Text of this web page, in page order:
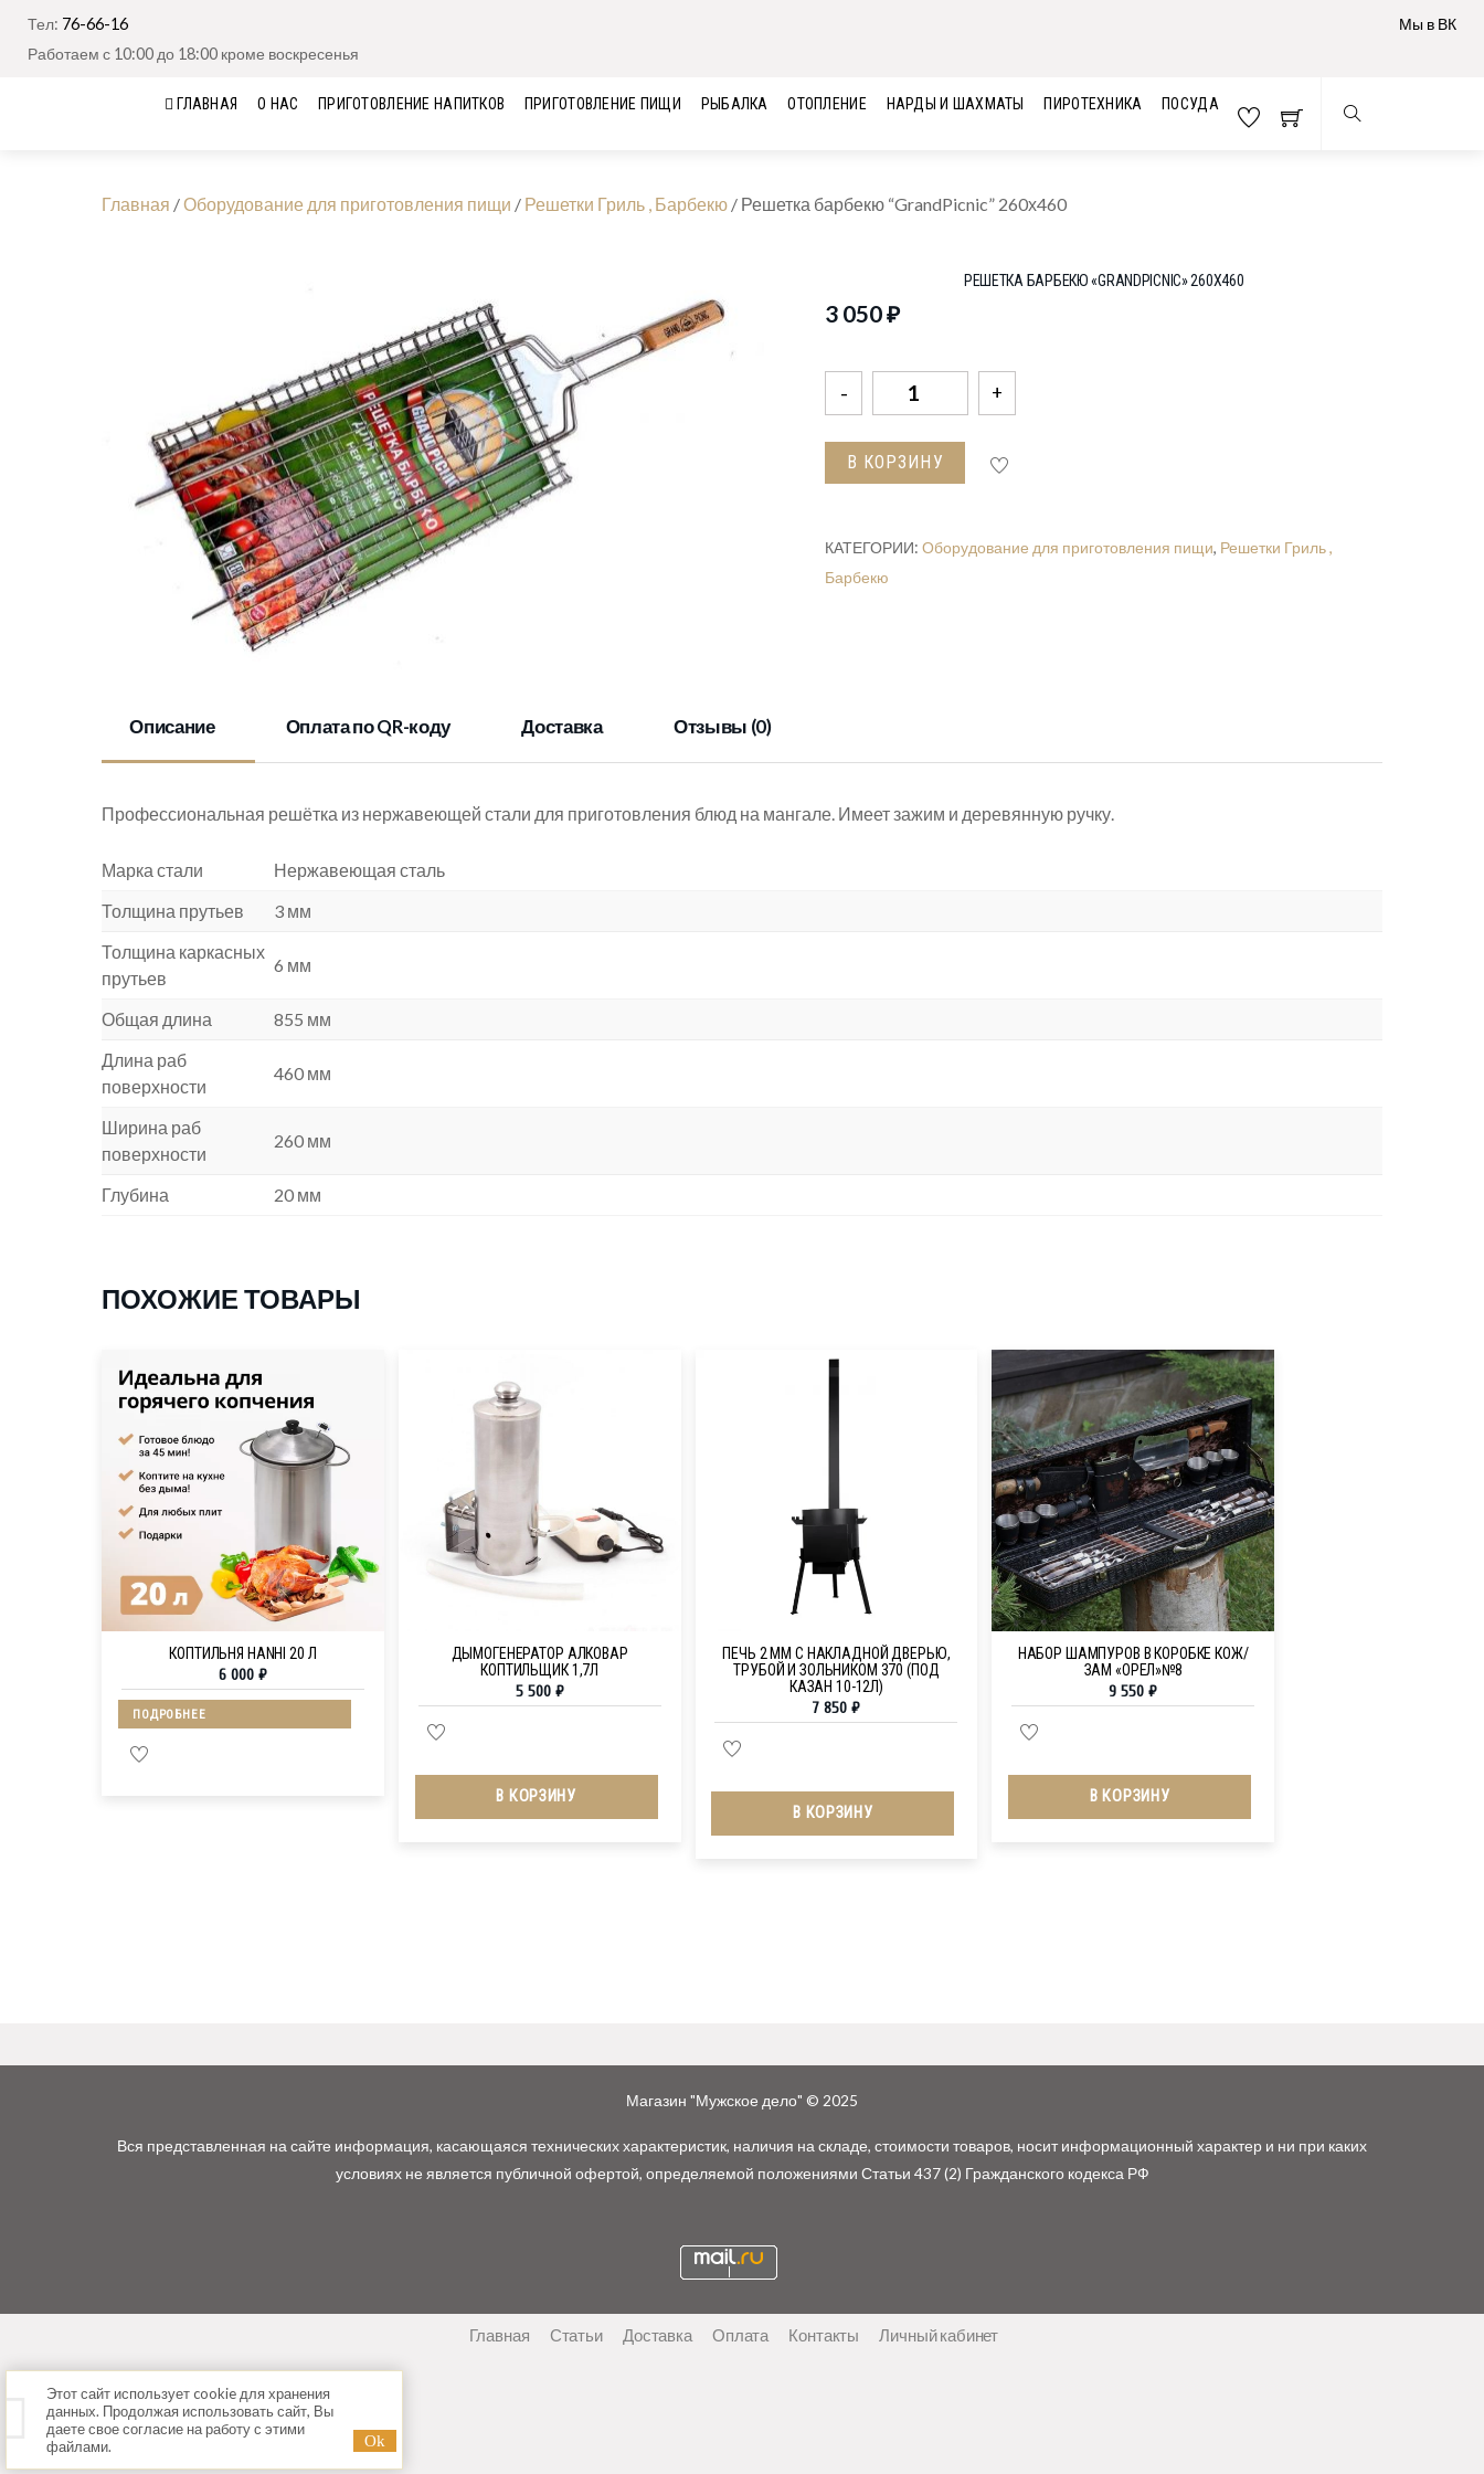
Тел: 76-66-16
Работаем с 10:00 до 18:00 кроме воскресенья
Мы в ВК
ГЛАВНАЯ О НАС ПРИГОТОВЛЕНИЕ НАПИТКОВ ПРИГОТОВЛЕНИЕ ПИЩИ РЫБАЛКА ОТОПЛЕНИЕ НАРДЫ И ШАХМАТЫ ПИРОТЕХНИКА ПОСУДА
Главная /Оборудование для приготовления пищи / Решетки Гриль , Барбекю / Решетка барбекю “GrandPicnic” 260х460
РЕШЕТКА БАРБЕКЮ «GRANDPICNIC» 260Х460
3 050₽
Количество
товара
Решетка
барбекю
В КОРЗИНУ
КАТЕГОРИИ:Оборудование для приготовления пищи, Решетки Гриль ,
Барбекю
Описание Оплата по QR-коду Доставка Отзывы (0)
Профессиональная решётка из нержавеющей стали для приготовления блюд на мангале. Имеет зажим и деревянную ручку.
Марка стали
Нержавеющая сталь
Толщина прутьев
3 мм
Толщина каркасных
прутьев
6 мм
Общая длина
855 мм
Длина раб
поверхности
460 мм
Ширина раб
поверхности
260 мм
Глубина 20 мм
ПОХОЖИЕ ТОВАРЫ
КОПТИЛЬНЯ HANHI 20 Л
6 000 ₽
ПОДРОБНЕЕ
ДЫМОГЕНЕРАТОР АЛКОВАР
КОПТИЛЬЩИК 1,7Л
5 500 ₽
В КОРЗИНУ
ПЕЧЬ 2 ММ С НАКЛАДНОЙ ДВЕРЬЮ,
ТРУБОЙ И ЗОЛЬНИКОМ 370 (ПОД
КАЗАН 10-12Л)
7 850 ₽
В КОРЗИНУ
НАБОР ШАМПУРОВ В КОРОБКЕ КОЖ/
ЗАМ «ОРЕЛ»№8
9 550₽
В КОРЗИНУ
Магазин "Мужское дело" © 2025
Вся представленная на сайте информация, касающаяся технических характеристик, наличия на складе, стоимости товаров, носит информационный характер и ни при каких
условиях не является публичной офертой, определяемой положениями Статьи 437 (2) Гражданского кодекса РФ
Главная Статьи Доставка Оплата Контакты Личный кабинет
Этот сайт использует cookie для хранения
данных. Продолжая использовать сайт, Вы
даете свое согласие на работу с этими
файлами.